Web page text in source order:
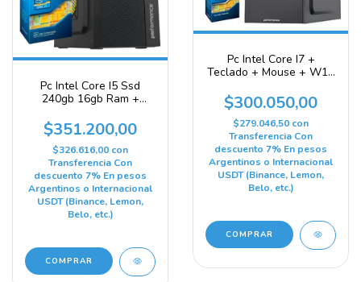
Pc Intel Core I5 Ssd
240gb 16gb Ram +
240 Gb 16 Gb Integrada
Intel
$351.200,00
$326.616,00 con
Transferencia Con
descuento 7% En pesos
Argentinos o Internacional
USDT (Binance, Lemon,
Belo, etc.)
COMPRAR
Pc Intel Core I7 +
Teclado + Mouse + W11
$300.050,00
$279.046,50 con
Transferencia Con
descuento 7% En pesos
Argentinos o Internacional
USDT (Binance, Lemon,
Belo, etc.)
COMPRAR